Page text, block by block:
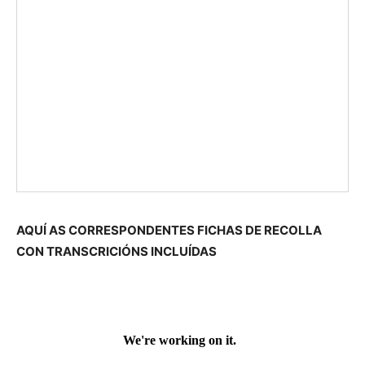
AQUÍ AS CORRESPONDENTES FICHAS DE RECOLLA
CON TRANSCRICIÓNS INCLUÍDAS